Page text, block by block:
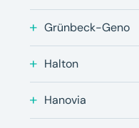
Grünbeck-Geno
Halton
Hanovia